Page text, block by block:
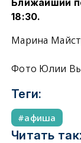
18:30.
Марина
Фото Юлии
Теги:
афиша
Читать